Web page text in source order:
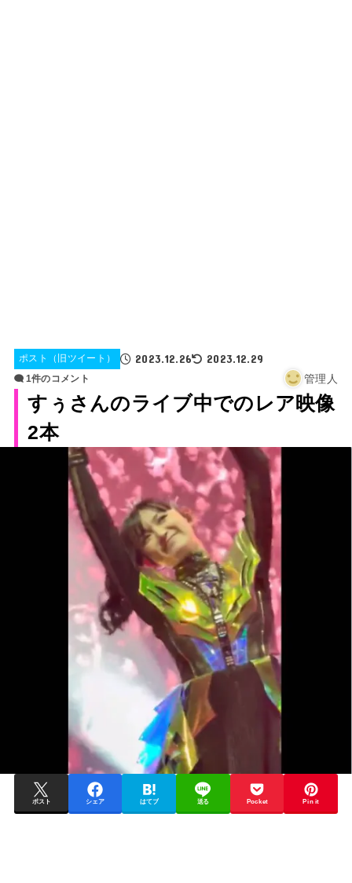
ポスト（旧ツイート） 2023.12.26 2023.12.29
1件のコメント 管理人
すぅさんのライブ中でのレア映像
2本
ポスト シェア はてブ 送る Pocket Pin it